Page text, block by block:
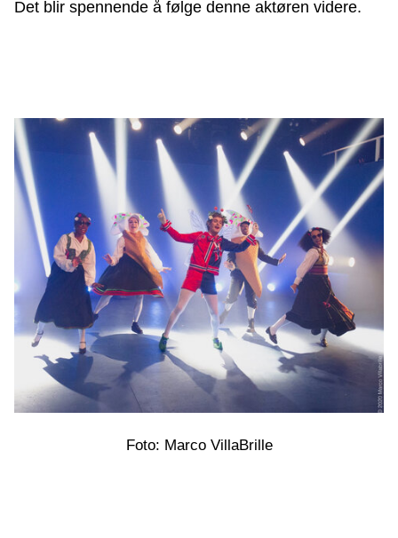
Det blir spennende å følge denne aktøren videre.
Foto: Marco VillaBrille